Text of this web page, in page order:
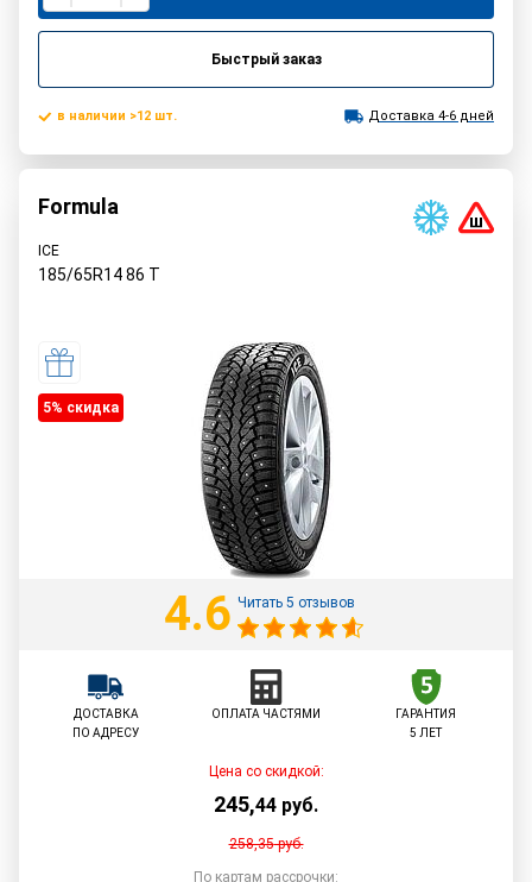
Быстрый заказ
в наличии >12 шт. Доставка 4-6 дней
Formula
ICE
185/65R1486 T
5% cкидка
4.6 Читать 5 отзывов
ДОСТАВКА
ПО АДРЕСУ
ОПЛАТА ЧАСТЯМИ
ГАРАНТИЯ
5 ЛЕТ
Цена со скидкой:
245,44 руб.
258,35руб.
По картам рассрочки: